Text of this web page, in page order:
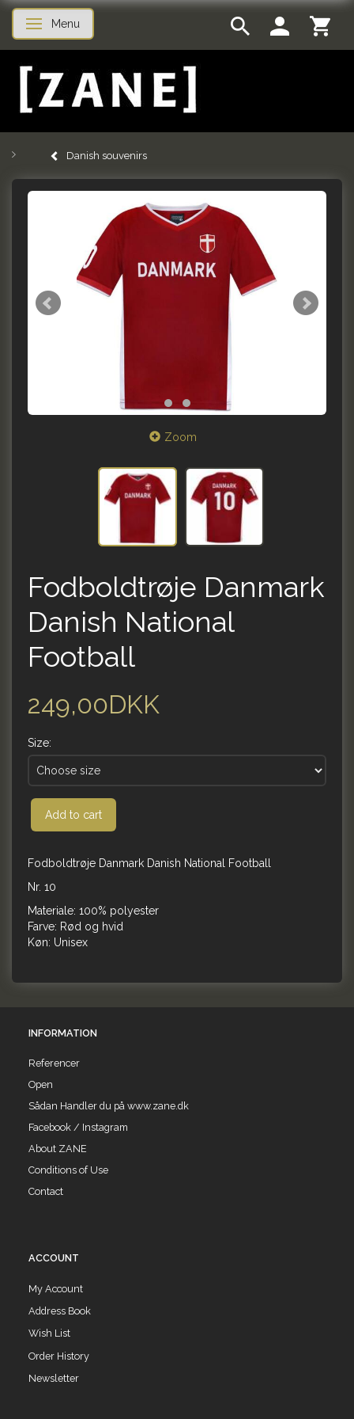
Toggle navigation
Menu
Danish souvenirs
Zoom
Fodboldtrøje Danmark
Danish National
Football
249,00DKK
Size:
Add to cart
Fodboldtrøje Danmark Danish National Football
Nr. 10
Materiale: 100% polyester
Farve: Rød og hvid
Køn: Unisex
INFORMATION
Referencer
Open
Sådan Handler du på www.zane.dk
Facebook / Instagram
About ZANE
Conditions of Use
Contact
ACCOUNT
My Account
Address Book
Wish List
Order History
Newsletter